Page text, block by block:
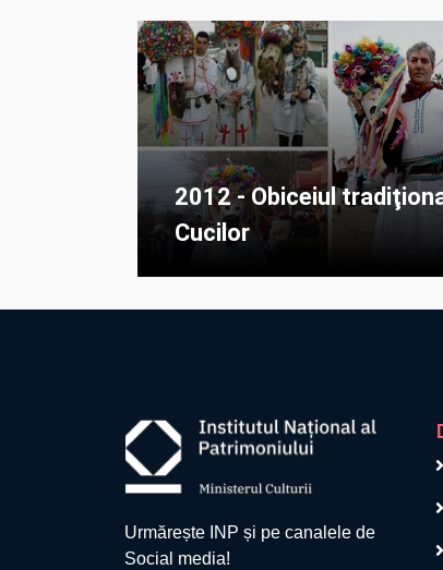
2012 - Obiceiul
Cucilor
Urmărește INP și pe canalele de
Social media!